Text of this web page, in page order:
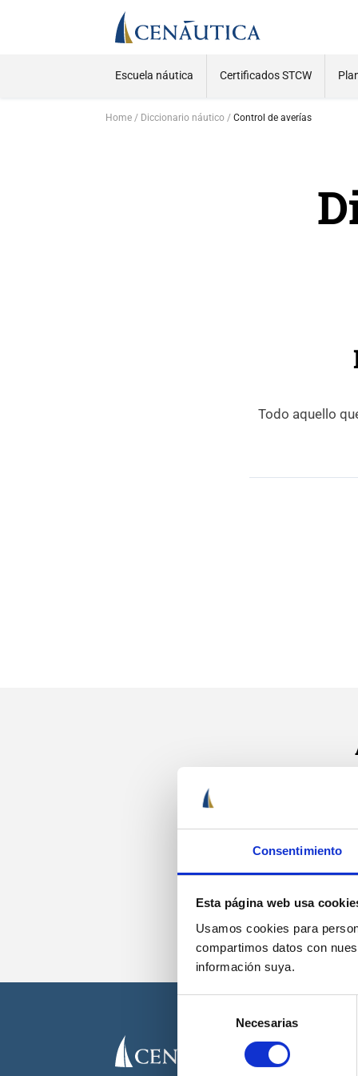
Consentimiento
Esta página web usa
Usamos cookies para
compartimos datos con
información suya.
consentimiento
Necesarias
Escuela náutica Certificados STCW
Home Diccionario náutico Control de averías
Todo aquello